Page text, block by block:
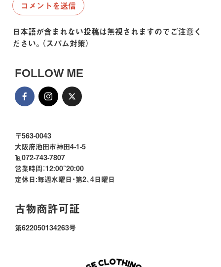
日本語が含まれない投稿は無視されますのでご注意く
ださい。（スパム対策）
FOLLOW ME
〒563-0043
大阪府池田市神田4-1-5
℡072-743-7807
営業時間：12:00~20:00
定休日:毎週水曜日・第2、4日曜日
古物商許可証
第622050134263号